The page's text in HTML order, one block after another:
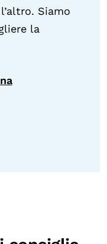
Siamo
la